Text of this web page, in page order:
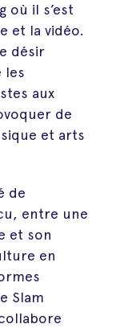
où il s’est
et la vidéo.
désir
les
aux
de
et arts
de
entre une
et son
en
Slam